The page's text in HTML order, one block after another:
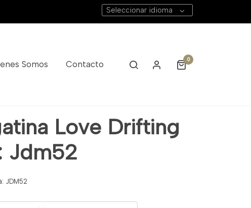
Seleccionar idioma
Somos Contacto 0
Love Drifting
Jdm52
JDM52